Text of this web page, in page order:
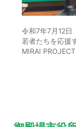
令和7年7月12日
若者たちを応援
MIRAI